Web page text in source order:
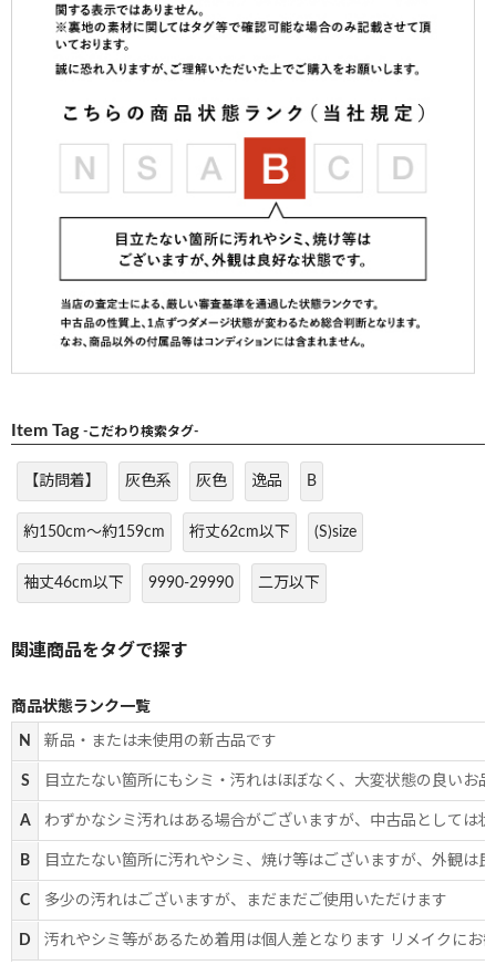
Item Tag -こだわり検索タグ-
【訪問着】 灰色系 灰色 逸品 B
約150cm～約159cm 裄丈62cm以下 (S)size
袖丈46cm以下 9990-29990 二万以下
商品状態ランク一覧
N 新品・または未使用の新古品です
S 目立たない箇所にもシミ・汚れはほぼなく、大変状態の良いお
A わずかなシミ汚れはある場合がございますが、中古品としては
B 目立たない箇所に汚れやシミ、焼け等はございますが、外観は
C 多少の汚れはございますが、まだまだご使用いただけます
D 汚れやシミ等があるため着用は個人差となります リメイクにお